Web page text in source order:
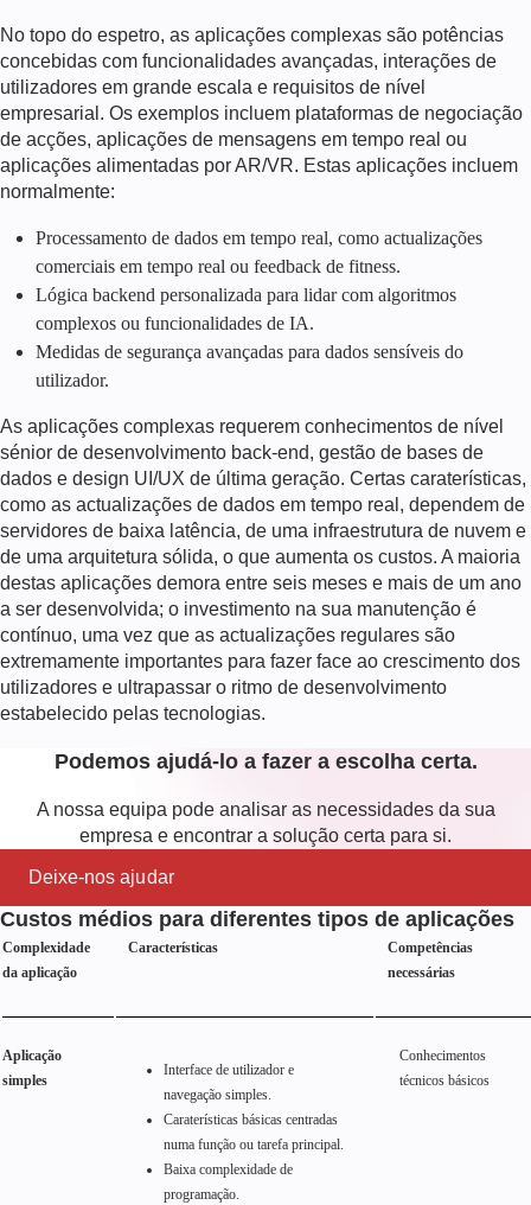
No topo do espetro, as aplicações complexas são potências
concebidas com funcionalidades avançadas, interações de
utilizadores em grande escala e requisitos de nível
empresarial. Os exemplos incluem plataformas de negociação
de acções, aplicações de mensagens em tempo real ou
aplicações alimentadas por AR/VR. Estas aplicações incluem
normalmente:
Processamento de dados em tempo real, como actualizações
comerciais em tempo real ou feedback de fitness.
Lógica backend personalizada para lidar com algoritmos
complexos ou funcionalidades de IA.
Medidas de segurança avançadas para dados sensíveis do
utilizador.
As aplicações complexas requerem conhecimentos de nível
sénior de desenvolvimento back-end, gestão de bases de
dados e design UI/UX de última geração. Certas caraterísticas,
como as actualizações de dados em tempo real, dependem de
servidores de baixa latência, de uma infraestrutura de nuvem e
de uma arquitetura sólida, o que aumenta os custos. A maioria
destas aplicações demora entre seis meses e mais de um ano
a ser desenvolvida; o investimento na sua manutenção é
contínuo, uma vez que as actualizações regulares são
extremamente importantes para fazer face ao crescimento dos
utilizadores e ultrapassar o ritmo de desenvolvimento
estabelecido pelas tecnologias.
Podemos ajudá-lo a fazer a escolha certa.
A nossa equipa pode analisar as necessidades da sua
empresa e encontrar a solução certa para si.
Deixe-nos ajudar
Custos médios para diferentes tipos de aplicações
Complexidade
da aplicação
Características
Competências
necessárias
Aplicação
simples
Interface de utilizador e
navegação simples.
Caraterísticas básicas centradas
numa função ou tarefa principal.
Baixa complexidade de
programação.
Conhecimentos
técnicos básicos